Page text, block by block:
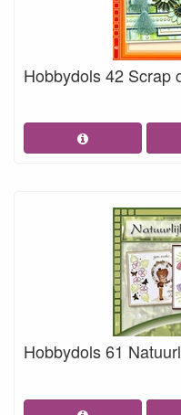
Hobbydols 42 Scrap
Hobbydols 61